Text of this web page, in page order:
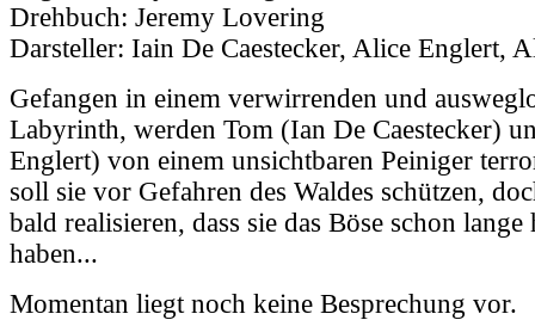
Drehbuch: Jeremy Lovering
Darsteller: Iain De Caestecker, Alice Englert,
Gefangen in einem verwirrenden und
Labyrinth, werden Tom (Ian De Caestecker)
Englert) von einem unsichtbaren Peiniger
soll sie vor Gefahren des Waldes schützen,
bald realisieren, dass sie das Böse schon lange
haben...
Momentan liegt noch keine Besprechung vor.